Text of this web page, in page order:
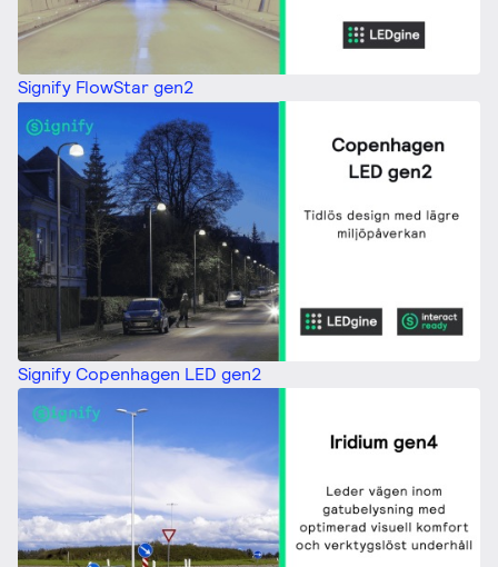
Signify FlowStar gen2
Signify Copenhagen LED gen2